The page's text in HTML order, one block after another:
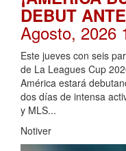
DEBUT
Agosto, 2026
Este jueves con seis
de La Leagues Cup
América estará
dos días de intensa
y MLS...
Notiver